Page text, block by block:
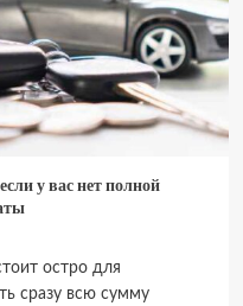
у вас нет полной
остро для
сразу всю сумму